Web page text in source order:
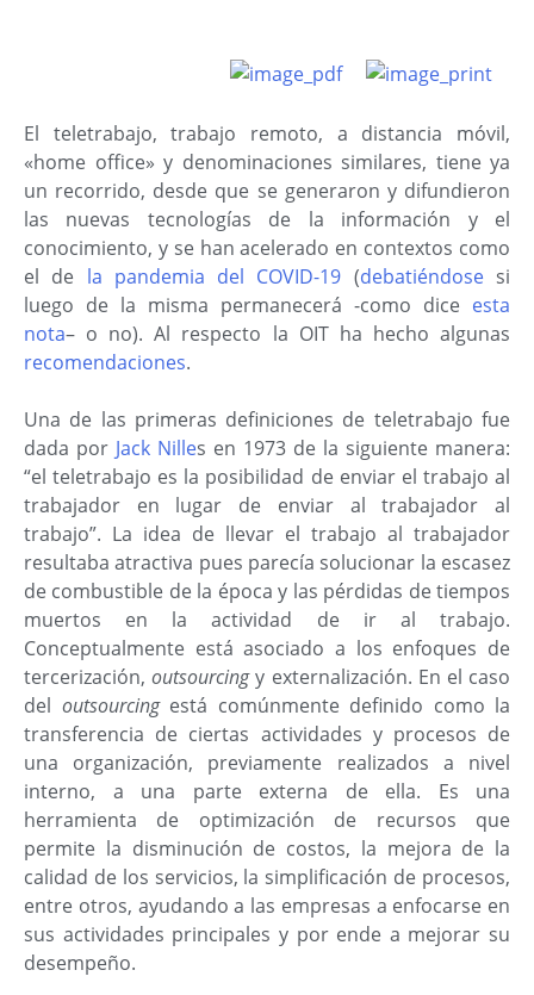
El teletrabajo, trabajo remoto, a distancia móvil,
«home office» y denominaciones similares, tiene ya
un recorrido, desde que se generaron y difundieron
las nuevas tecnologías de la información y el
conocimiento, y se han acelerado en contextos como
el de la pandemia del COVID-19 (debatiéndosesi
luego de la misma permanecerá -como dice esta
nota– o no). Al respecto la OIT ha hecho algunas
recomendaciones.
Una de las primeras definiciones de teletrabajo fue
dada por Jack Nilles en 1973 de la siguiente manera:
“el teletrabajo es la posibilidad de enviar el trabajo al
trabajador en lugar de enviar al trabajador al
trabajo”. La idea de llevar el trabajo al trabajador
resultaba atractiva pues parecía solucionar la escasez
de combustible de la época y las pérdidas de tiempos
muertos en la actividad de ir al trabajo.
Conceptualmente está asociado a los enfoques de
tercerización,outsourcingy externalización. En el caso
del outsourcingestá comúnmente definido como la
transferencia de ciertas actividades y procesos de
una organización, previamente realizados a nivel
interno, a una parte externa de ella. Es una
herramienta de optimización de recursos que
permite la disminución de costos, la mejora de la
calidad de los servicios, la simplificación de procesos,
entre otros, ayudando a las empresas a enfocarse en
sus actividades principales y por ende a mejorar su
desempeño.